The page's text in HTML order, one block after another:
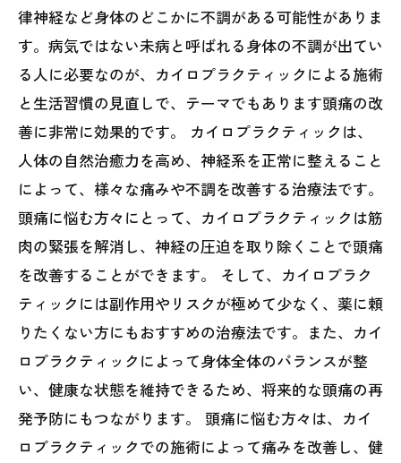
律神経など身体のどこかに不調がある可能性がありま
す。病気ではない未病と呼ばれる身体の不調が出てい
る人に必要なのが、カイロプラクティックによる施術
と生活習慣の見直しで、テーマでもあります頭痛の改
善に非常に効果的です。 カイロプラクティックは、
人体の自然治癒力を高め、神経系を正常に整えること
によって、様々な痛みや不調を改善する治療法です。
頭痛に悩む方々にとって、カイロプラクティックは筋
肉の緊張を解消し、神経の圧迫を取り除くことで頭痛
を改善することができます。 そして、カイロプラク
ティックには副作用やリスクが極めて少なく、薬に頼
りたくない方にもおすすめの治療法です。また、カイ
ロプラクティックによって身体全体のバランスが整
い、健康な状態を維持できるため、将来的な頭痛の再
発予防にもつながります。 頭痛に悩む方々は、カイ
ロプラクティックでの施術によって痛みを改善し、健